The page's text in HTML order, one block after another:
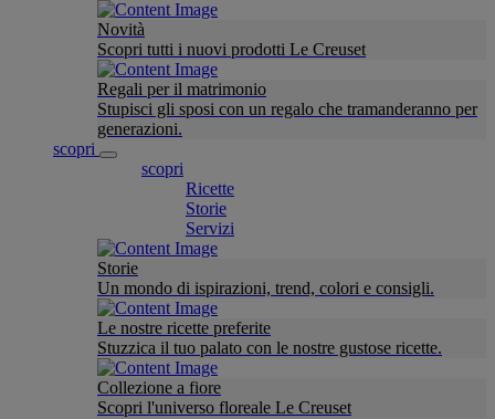
Novità
Scopri tutti i nuovi prodotti Le Creuset
Regali per il matrimonio
Stupisci gli sposi con un regalo che tramanderanno per
generazioni.
scopri
scopri
Ricette
Storie
Servizi
Storie
Un mondo di ispirazioni, trend, colori e consigli.
Le nostre ricette preferite
Stuzzica il tuo palato con le nostre gustose ricette.
Collezione a fiore
Scopri l'universo floreale Le Creuset